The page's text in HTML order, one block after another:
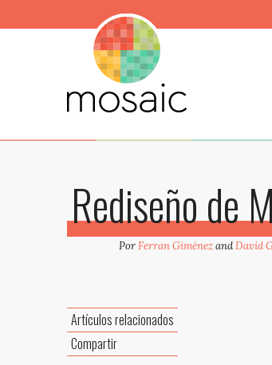
Rediseño de
PorFerran GiménezandDavid
Artículos relacionados
Compartir